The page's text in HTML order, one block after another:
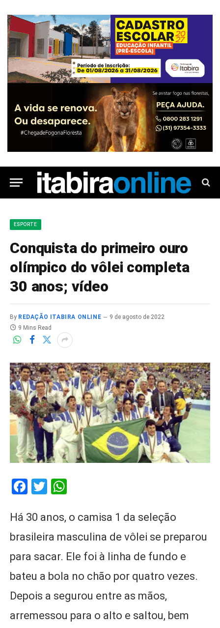
ESPORTE
Conquista do primeiro ouro
olímpico do vôlei completa
30 anos; vídeo
By REDAÇÃO ITABIRA ONLINE
9 de agosto de 2022
9 Mins Read
Facebook
Twitter
Há 30 anos, o camisa 1 da seleção
brasileira masculina de vôlei se preparou
para sacar. Ele foi à linha de fundo e
bateu a bola no chão por quatro vezes.
Depois a segurou entre as mãos,
arremessou para o alto e saltou, bem